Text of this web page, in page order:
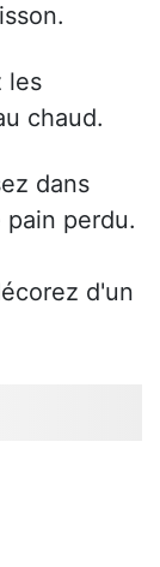
les
chaud.
dans
perdu.
d'un